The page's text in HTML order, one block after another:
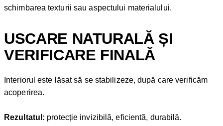
schimbarea texturii sau aspectului materialului.
USCARE NATURALĂ ȘI
VERIFICARE FINALĂ
Interiorul este lăsat să se stabilizeze, după care verificăm
acoperirea.
Rezultatul: protecție invizibilă, eficientă, durabilă.